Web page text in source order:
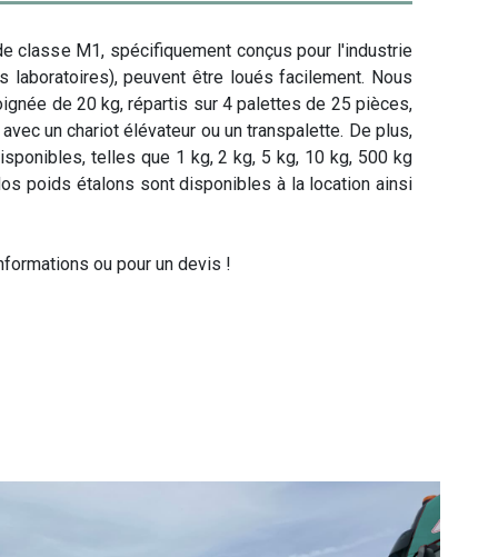
classe M1, spécifiquement conçus pour l'industrie
laboratoires), peuvent être loués facilement. Nous
de 20 kg, répartis sur 4 palettes de 25 pièces,
un chariot élévateur ou un transpalette. De plus,
telles que 1 kg, 2 kg, 5 kg, 10 kg, 500 kg
poids étalons sont disponibles à la location ainsi
ou pour un devis !